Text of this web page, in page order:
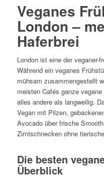
Veganes
London –
Haferbrei
London ist eine der veganer-
Während ein veganes
mühsam zusammengestellt
meisten Cafés ganze
alles andere als langweilig.
Vegan mit Pilzen,
Avocado über frische
Zimtschnecken ohne
Die besten
Überblick